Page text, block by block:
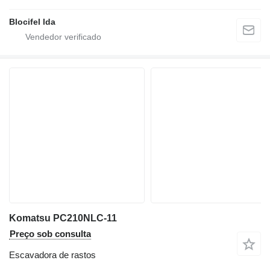
Blocifel lda
Komatsu PC210NLC-11
Preço sob consulta
Escavadora de rastos